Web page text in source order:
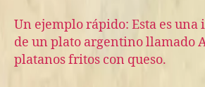
Un ejemplo rápido: Esta es una
de un plato argentino llamado
platanos fritos con queso.